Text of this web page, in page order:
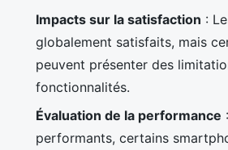
Impacts sur la satisfaction :
globalement satisfaits, mais
peuvent présenter des
fonctionnalités.
Évaluation de la performance
performants, certains